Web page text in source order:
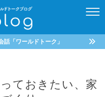
話「ワールドトーク」
ておきたい、家